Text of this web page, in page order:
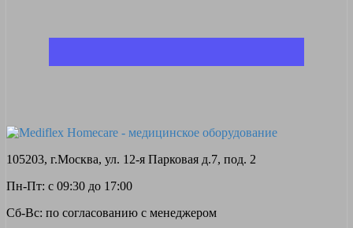
105203, г.Москва, ул. 12-я Парковая д.7, под. 2
Пн-Пт: с 09:30 до 17:00
Сб-Вс: по согласованию с менеджером